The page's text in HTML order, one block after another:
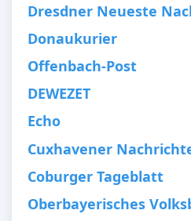
Dresdner Neueste
Donaukurier
Offenbach-Post
DEWEZET
Echo
Cuxhavener
Coburger Tageblatt
Oberbayerisches